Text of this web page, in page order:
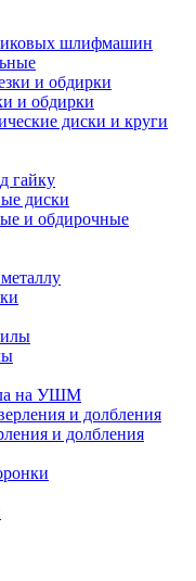
шлифмашин
и обдирки
диски и круги
гайку
диски
и обдирочные
на УШМ
и долбления